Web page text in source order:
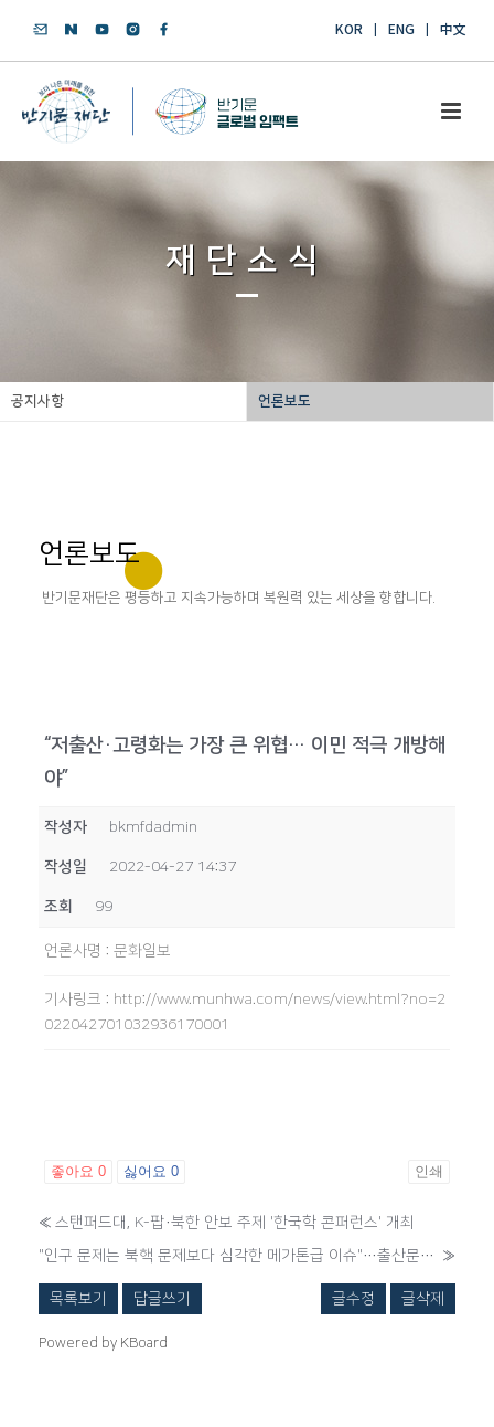
KOR ENG 中文
재단소식
공지사항 언론보도
언론보도
반기문재단은 평등하고 지속가능하며 복원력 있는 세상을 향합니다.
“저출산·고령화는 가장 큰 위협… 이민 적극 개방해
야”
작성자 bkmfdadmin
작성일 2022-04-27 14:37
조회 99
언론사명 : 문화일보
기사링크 : http://www.munhwa.com/news/view.html?no=2
022042701032936170001
좋아요 0 싫어요 0 인쇄
« 스탠퍼드대, K-팝·북한 안보 주제 '한국학 콘퍼런스' 개최
"인구 문제는 북핵 문제보다 심각한 메가톤급 이슈"…출산문제 대응하는 부처 창설 제안도
»
목록보기 답글쓰기 글수정 글삭제
Powered by KBoard